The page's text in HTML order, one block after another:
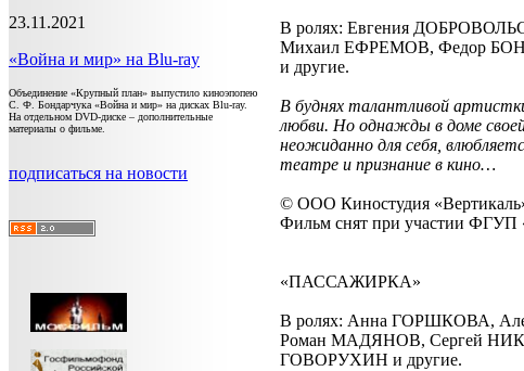
23.11.2021
«Война и мир» на Blu-ray
Объединение «Крупный план» выпустило киноэпопею
С. Ф. Бондарчука «Война и мир» на дисках Blu-ray.
На отдельном DVD-диске – дополнительные
материалы о фильме.
подписаться на новости
В ролях: Евгения
Михаил ЕФРЕМОВ, Федор
и другие.
В буднях талантливой
любви. Но однажды в доме
неожиданно для себя,
театре и признание в кино…
© ООО Киностудия
Фильм снят при участии ФГУП
«ПАССАЖИРКА»
В ролях: Анна ГОРШКОВА,
Роман МАДЯНОВ, Сергей
ГОВОРУХИН и другие.